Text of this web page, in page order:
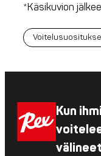
*Käsikuvion
Kun
välineet